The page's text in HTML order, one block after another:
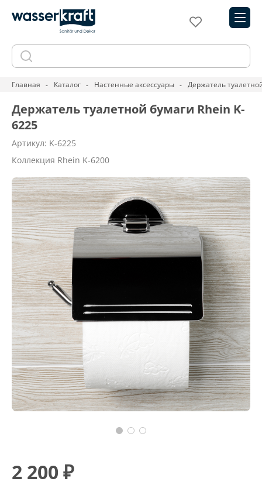
Главная Каталог Настенные аксессуары Держатель
Держатель туалетной бумаги Rhein K-
6225
Артикул: K-6225
Коллекция Rhein K-6200
2 200 ₽